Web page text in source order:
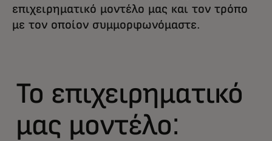
επιχειρηματικό μοντέλο μας και τον τρόπο
με τον οποίον συμμορφωνόμαστε.
Το επιχειρηματικό
μας μοντέλο: